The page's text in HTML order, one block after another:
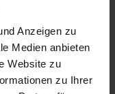
Anzeigen zu
Medien anbieten
Website zu
zu Ihrer
02